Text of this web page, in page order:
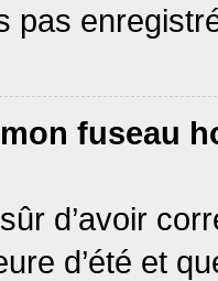
pas
fuseau
d’avoir
d’été et